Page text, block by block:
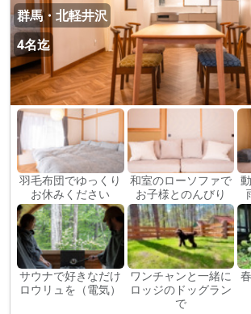
群馬・北軽井沢
4名迄
羽毛布団でゆっくり
お休みください
和室のローソファで
お子様とのんびり
サウナで好きなだけ
ロウリュを（電気）
ワンチャンと一緒に
ロッジのドッグラン
で